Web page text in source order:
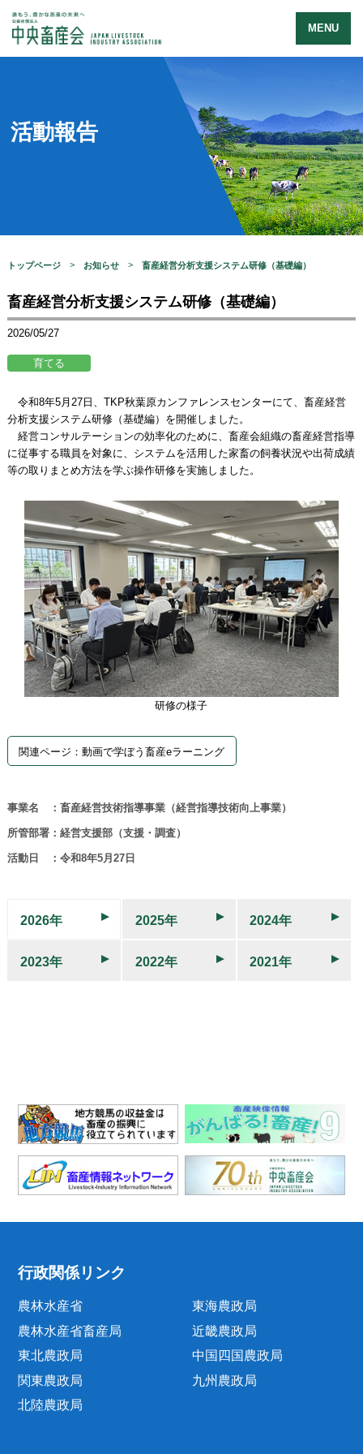
MENU
活動報告
トップページ お知らせ 畜産経営分析支援システム研修（基礎編）
畜産経営分析支援システム研修（基礎編）
2026/05/27
令和8年5月27日、TKP秋葉原カンファレンスセンターにて、畜産経営
分析支援システム研修（基礎編）を開催しました。
経営コンサルテーションの効率化のために、畜産会組織の畜産経営指導
に従事する職員を対象に、システムを活用した家畜の飼養状況や出荷成績
等の取りまとめ方法を学ぶ操作研修を実施しました。
研修の様子
関連ページ：動画で学ぼう畜産eラーニング
事業名 ：畜産経営技術指導事業（経営指導技術向上事業）
所管部署：経営支援部（支援・調査）
活動日 ：令和8年5月27日
2026年 2025年 2024年
2023年 2022年 2021年
行政関係リンク
農林水産省
農林水産省畜産局
東北農政局
関東農政局
北陸農政局
東海農政局
近畿農政局
中国四国農政局
九州農政局